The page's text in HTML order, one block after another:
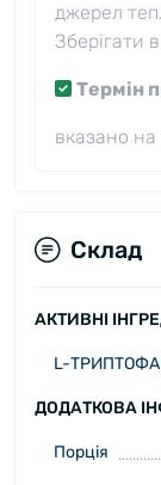
джерел
Зберігати
Термін
вказано на
Склад
АКТИВНІ
L-
ДОДАТКОВА
Порція